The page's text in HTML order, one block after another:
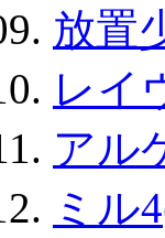
放置
レイ
アル
ミル